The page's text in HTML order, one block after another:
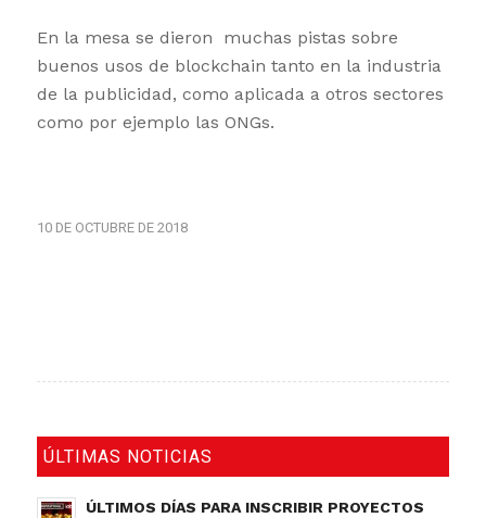
En la mesa se dieron muchas pistas sobre
buenos usos de blockchain tanto en la industria
de la publicidad, como aplicada a otros sectores
como por ejemplo las ONGs.
10 DE OCTUBRE DE 2018
ÚLTIMAS NOTICIAS
ÚLTIMOS DÍAS PARA INSCRIBIR PROYECTOS